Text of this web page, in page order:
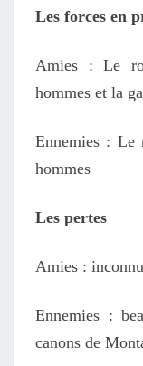
Les forces en
Amies : Le
hommes et la
Ennemies : Le
hommes
Les pertes
Amies :
Ennemies :
canons de